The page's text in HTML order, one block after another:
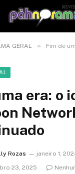
GERAL » Fim de uma era: o
era: o
Rozas
janeiro 1,
23, 2025